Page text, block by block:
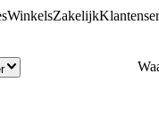
WinkelsZakelijk